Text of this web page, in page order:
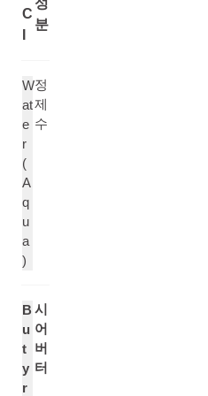
C
성
분
W
at
e
r
(
A
q
u
a
)
정
제
수
B
u
t
y
r
시
어
버
터